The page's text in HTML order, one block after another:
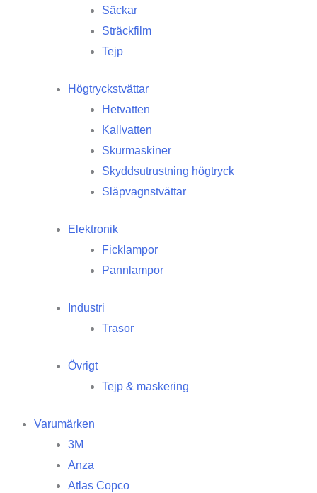
Säckar
Sträckfilm
Tejp
Högtryckstvättar
Hetvatten
Kallvatten
Skurmaskiner
Skyddsutrustning högtryck
Släpvagnstvättar
Elektronik
Ficklampor
Pannlampor
Industri
Trasor
Övrigt
Tejp & maskering
Varumärken
3M
Anza
Atlas Copco